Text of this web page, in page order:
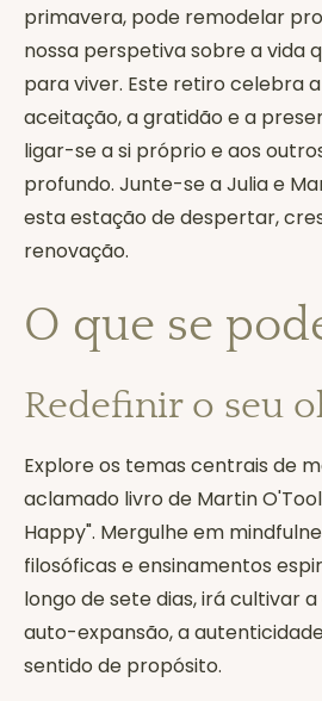
primavera, pode remodelar
nossa perspetiva sobre a vida
para viver. Este retiro celebra
aceitação, a gratidão e a
ligar-se a si próprio e aos
profundo. Junte-se a Julia e
esta estação de despertar,
renovação.
O que se
Redefinir o seu
Explore os temas centrais de
aclamado livro de Martin
Happy". Mergulhe em
filosóficas e ensinamentos
longo de sete dias, irá cultivar
auto-expansão, a
sentido de propósito.